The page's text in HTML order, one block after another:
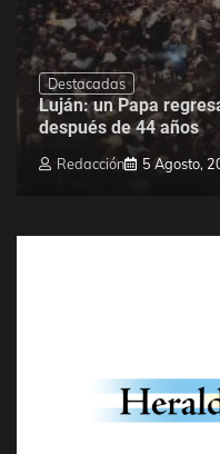
Destacadas
Luján: un Papa
después de 44 años
Redacción 5 Agosto,